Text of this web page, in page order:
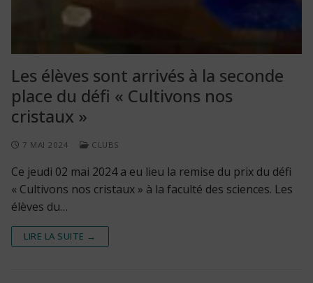
Les élèves sont arrivés à la seconde
place du défi « Cultivons nos
cristaux »
7 MAI 2024 CLUBS
Ce jeudi 02 mai 2024 a eu lieu la remise du prix du défi
« Cultivons nos cristaux » à la faculté des sciences. Les
élèves du…
LIRE LA SUITE →